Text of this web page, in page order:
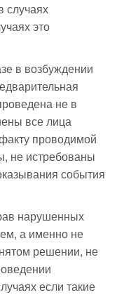
случаях
это
в возбуждении
не в
все лица
проводимой
не истребованы
события
нарушенных
а именно не
решении, не
если такие